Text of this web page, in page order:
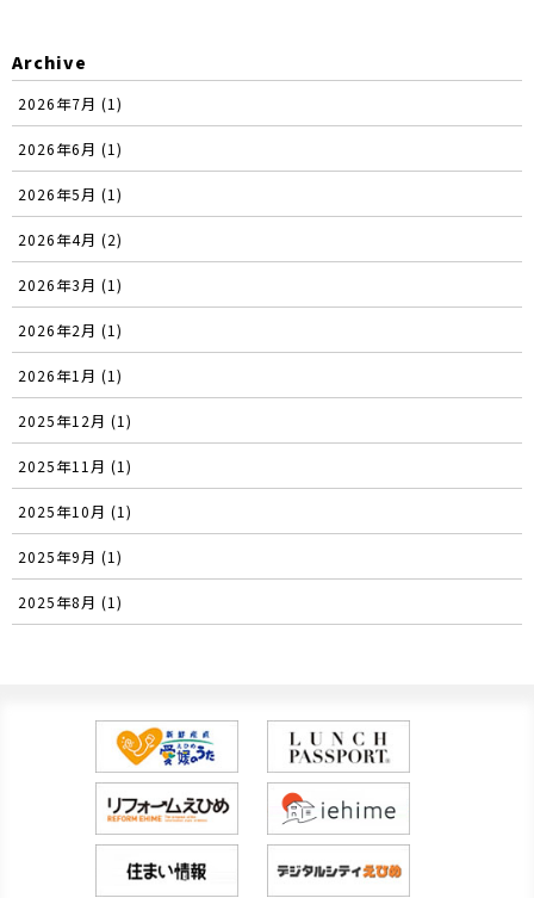
Archive
2026年7月 (1)
2026年6月 (1)
2026年5月 (1)
2026年4月 (2)
2026年3月 (1)
2026年2月 (1)
2026年1月 (1)
2025年12月 (1)
2025年11月 (1)
2025年10月 (1)
2025年9月 (1)
2025年8月 (1)